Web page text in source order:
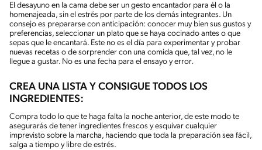
El desayuno en la cama debe ser un gesto encantador para él o la
homenajeada, sin el estrés por parte de los demás integrantes. Un
consejo es prepararse con anticipación: conocer muy bien sus gustos y
preferencias, seleccionar un plato que se haya cocinado antes o que
sepas que le encantará. Este no es el día para experimentar y probar
nuevas recetas o de sorprender con una comida que, tal vez, no le
llegue a gustar. No es una fecha para el ensayo y error.
CREA UNA LISTA Y CONSIGUE TODOS LOS
INGREDIENTES:
Compra todo lo que te haga falta la noche anterior, de este modo te
asegurarás de tener ingredientes frescos y esquivar cualquier
imprevisto sobre la marcha, haciendo que toda la preparación sea fácil,
salga a tiempo y libre de estrés.